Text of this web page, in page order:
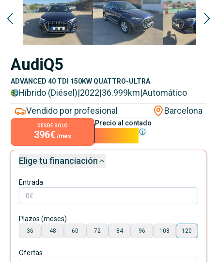
AudiQ5
ADVANCED 40 TDI 150KW QUATTRO-ULTRA
Híbrido (Diésel)|2022|36.999km|Automático
Vendido por profesional
Barcelona
DESDE SOLO
396€ /mes
Precio al contado
Elige tu financiación
Entrada
Plazos (meses)
36 48 60 72 84 96 108 120
Ofertas